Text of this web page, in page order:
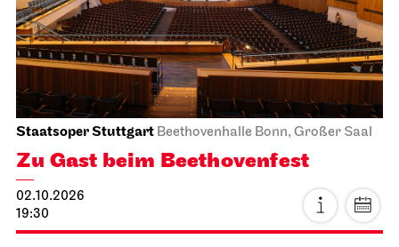
Staatsoper Stuttgart Beethovenhalle Bonn, Großer Saal
Zu Gast beim Beethovenfest
02.10.2026
19:30